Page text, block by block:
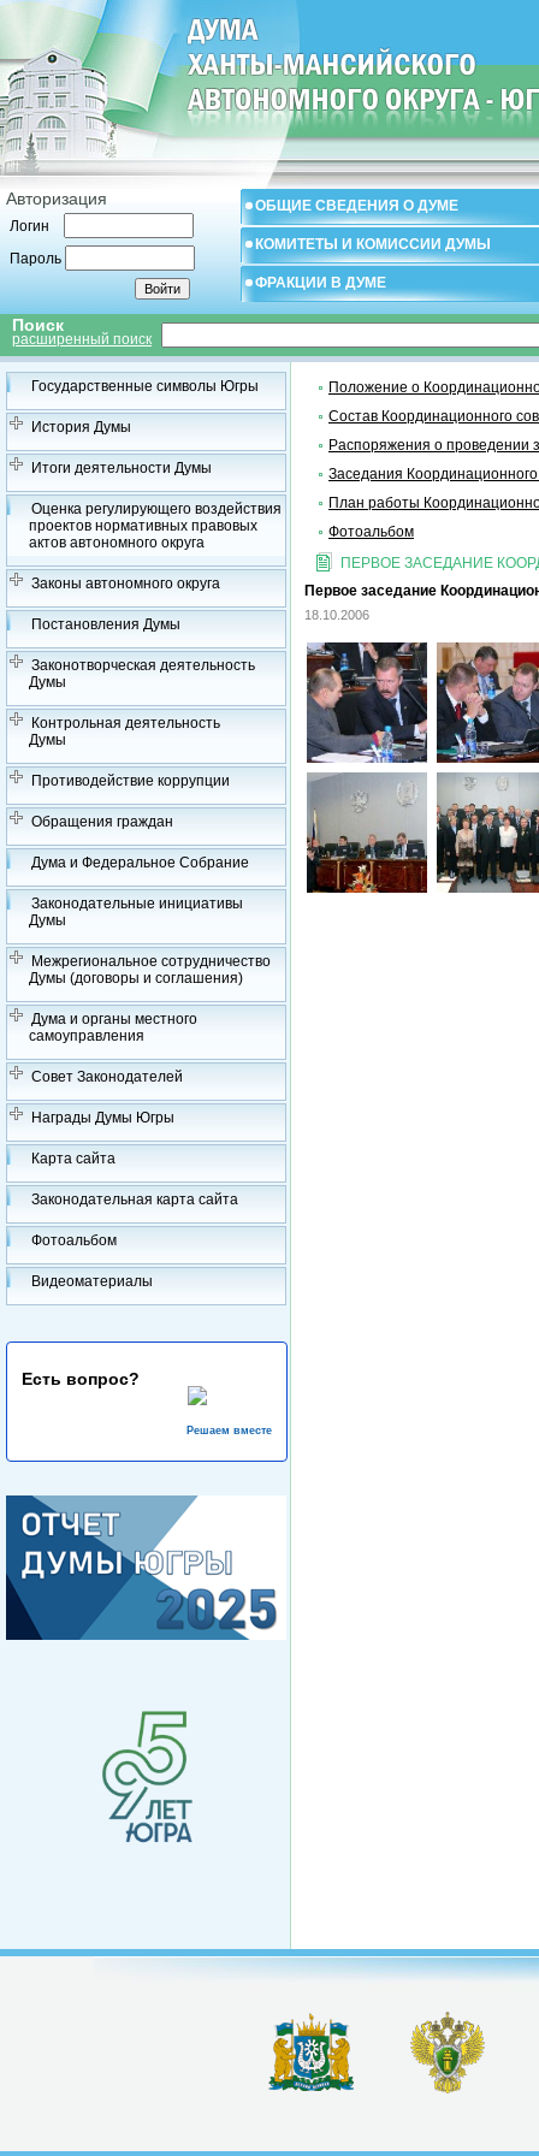
Авторизация
Логин
Пароль
ОБЩИЕ СВЕДЕНИЯ О ДУМЕ
КОМИТЕТЫ И КОМИССИИ ДУМЫ
ФРАКЦИИ В ДУМЕ
Поиск
расширенный поиск
Государственные символы Югры
История Думы
Итоги деятельности Думы
Оценка регулирующего воздействия
проектов нормативных правовых
актов автономного округа
Законы автономного округа
Постановления Думы
Законотворческая деятельность
Думы
Контрольная деятельность
Думы
Противодействие коррупции
Обращения граждан
Дума и Федеральное Собрание
Законодательные инициативы
Думы
Межрегиональное сотрудничество
Думы (договоры и соглашения)
Дума и органы местного
самоуправления
Совет Законодателей
Награды Думы Югры
Карта сайта
Законодательная карта сайта
Фотоальбом
Видеоматериалы
Есть вопрос?
Решаем вместе
Положение о
Состав Координационного
Распоряжения о проведении
Заседания
План работы
Фотоальбом
ПЕРВОЕ ЗАСЕДАНИЕ
Первое заседание
18.10.2006